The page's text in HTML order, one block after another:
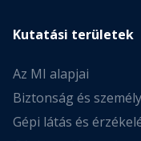
Kutatási területek
Az MI alapjai
Biztonság és
Gépi látás és